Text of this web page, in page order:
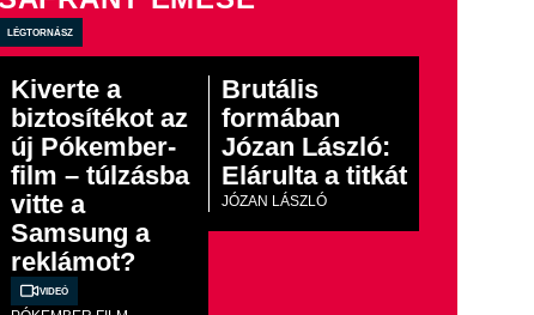
légtornász
Kiverte a
biztosítékot az
új Pókember-
film – túlzásba
vitte a
Samsung a
reklámot?
Videó
Brutális
formában
Józan László:
Elárulta a titkát
JÓZAN LÁSZLÓ